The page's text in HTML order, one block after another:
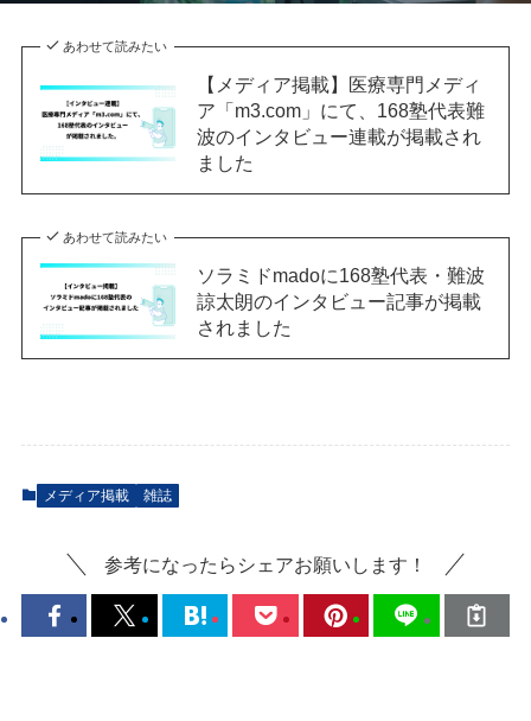
あわせて読みたい
【メディア掲載】医療専門メディ
ア「m3.com」にて、168塾代表難
波のインタビュー連載が掲載され
ました
あわせて読みたい
ソラミドmadoに168塾代表・難波
諒太朗のインタビュー記事が掲載
されました
メディア掲載 雑誌
参考になったらシェアお願いします！